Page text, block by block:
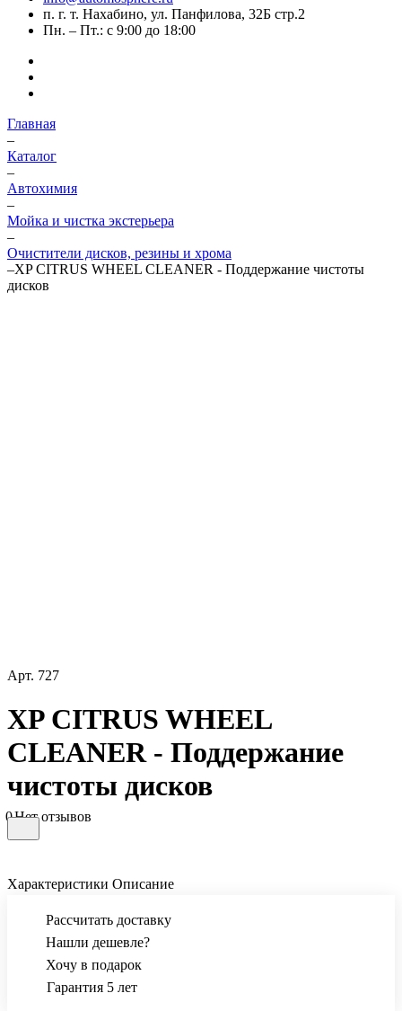
п. г. т. Нахабино, ул. Панфилова, 32Б стр.2
Пн. – Пт.: с 9:00 до 18:00
Главная
–
Каталог
–
Автохимия
–
Мойка и чистка экстерьера
–
Очистители дисков, резины и хрома
–XP CITRUS WHEEL CLEANER - Поддержание чистоты
дисков
Арт. 727
XP CITRUS WHEEL
CLEANER - Поддержание
чистоты дисков
0Нет отзывов
Характеристики Описание
Рассчитать доставку
Нашли дешевле?
Хочу в подарок
Гарантия 5 лет